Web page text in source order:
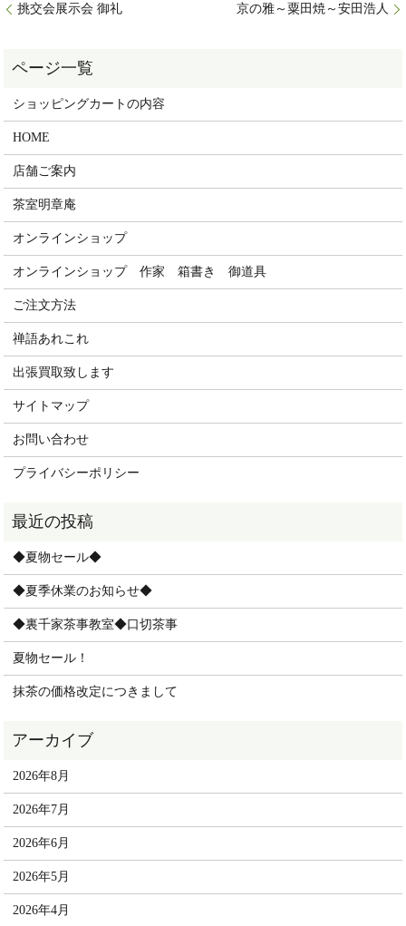
挑交会展示会 御礼 京の雅～粟田焼～安田浩人
ショッピングカートの内容
HOME
店舗ご案内
茶室明章庵
オンラインショップ
オンラインショップ 作家 箱書き 御道具
ご注文方法
禅語あれこれ
出張買取致します
サイトマップ
お問い合わせ
プライバシーポリシー
◆夏物セール◆
◆夏季休業のお知らせ◆
◆裏千家茶事教室◆口切茶事
夏物セール！
抹茶の価格改定につきまして
2026年8月
2026年7月
2026年6月
2026年5月
2026年4月